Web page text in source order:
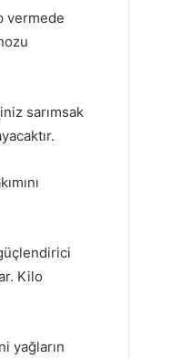
vermede
sarımsak
Kilo
yağların